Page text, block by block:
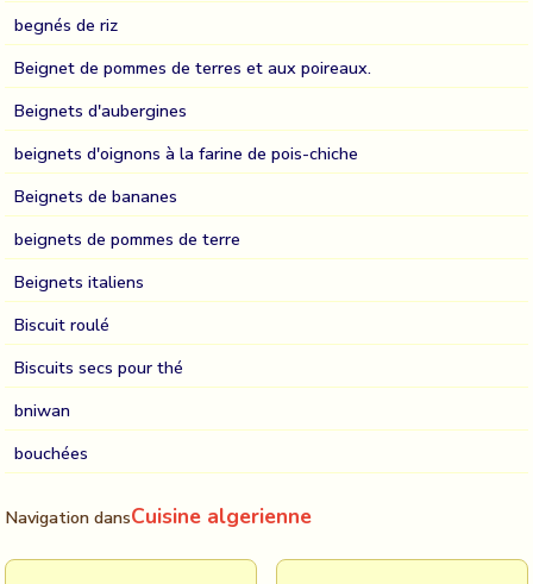
begnés de riz
Beignet de pommes de terres et aux poireaux.
Beignets d'aubergines
beignets d'oignons à la farine de pois-chiche
Beignets de bananes
beignets de pommes de terre
Beignets italiens
Biscuit roulé
Biscuits secs pour thé
bniwan
bouchées
Navigation dansCuisine algerienne